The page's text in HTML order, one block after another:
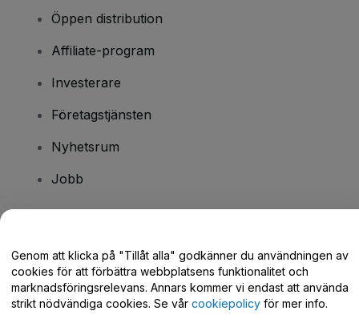
Öppen distribution
Affiliate-program
Investerare
Företagstjänsten
Nyhetsrum
Jobb
Hjälpcenter / Kontakta oss
Genom att klicka på "Tillåt alla" godkänner du användningen av
cookies för att förbättra webbplatsens funktionalitet och
marknadsföringsrelevans. Annars kommer vi endast att använda
strikt nödvändiga cookies. Se vår cookiepolicy för mer info.